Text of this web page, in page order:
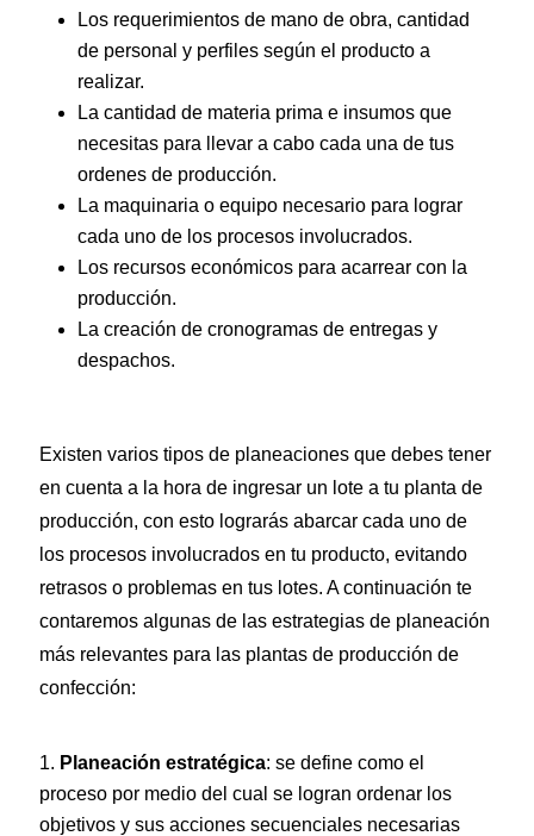
Los requerimientos de mano de obra, cantidad
de personal y perfiles según el producto a
realizar.
La cantidad de materia prima e insumos que
necesitas para llevar a cabo cada una de tus
ordenes de producción.
La maquinaria o equipo necesario para lograr
cada uno de los procesos involucrados.
Los recursos económicos para acarrear con la
producción.
La creación de cronogramas de entregas y
despachos.
Existen varios tipos de planeaciones que debes tener
en cuenta a la hora de ingresar un lote a tu planta de
producción, con esto lograrás abarcar cada uno de
los procesos involucrados en tu producto, evitando
retrasos o problemas en tus lotes. A continuación te
contaremos algunas de las estrategias de planeación
más relevantes para las plantas de producción de
confección:
Planeación estratégica: se define como el
proceso por medio del cual se logran ordenar los
objetivos y sus acciones secuenciales necesarias